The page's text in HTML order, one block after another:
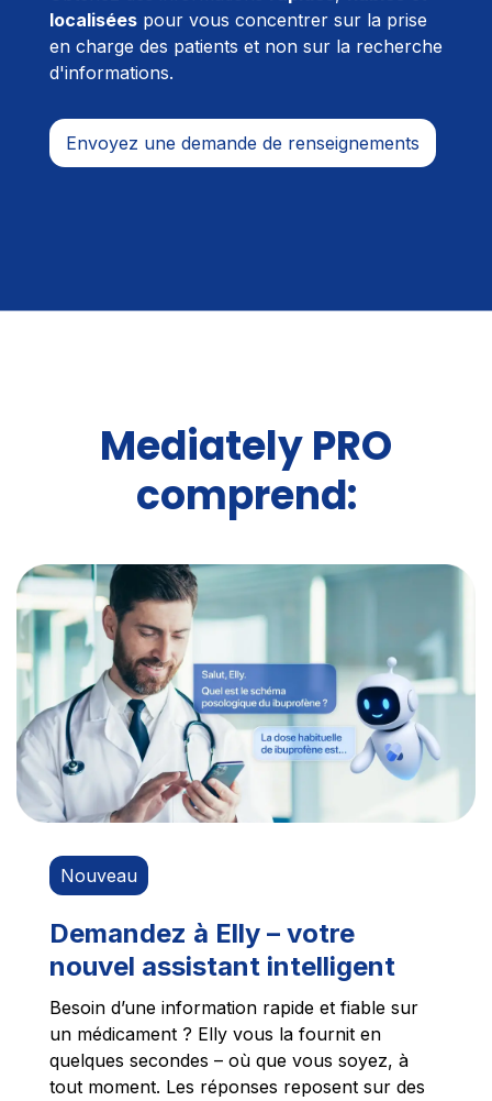
localisées pour vous concentrer sur la prise
en charge des patients et non sur la recherche
d'informations.
Envoyez une demande de renseignements
Mediately PRO
comprend:
Nouveau
Demandez à Elly – votre
nouvel assistant intelligent
Besoin d’une information rapide et fiable sur
un médicament ? Elly vous la fournit en
quelques secondes – où que vous soyez, à
tout moment. Les réponses reposent sur des